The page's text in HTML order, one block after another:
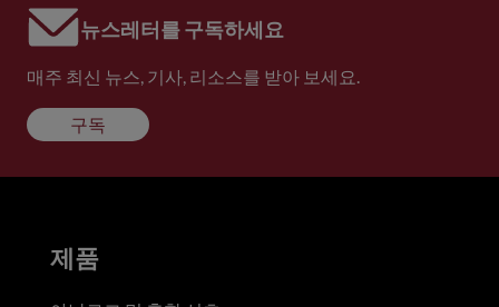
뉴스레터를 구독하세요
매주 최신 뉴스, 기사, 리소스를 받아 보세요.
구독
제품